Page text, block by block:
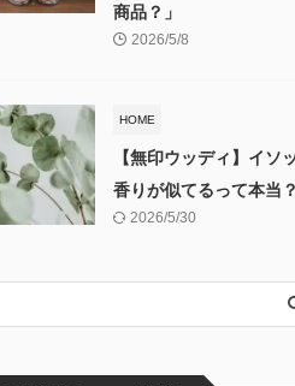
商品？」
2026/5/8
HOME
【無印ウッディ】イソ
香りが似てるって本当？
2026/5/30